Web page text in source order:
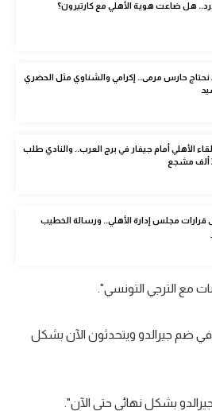
هل ضاعت هوية الأهلي مع كارتيرون؟
نحتاج حارس مرمى.. إكرامي والشناوي مثل الحضري
الأهلي أمام جيفار في برج العرب.. والنادي طلب
قرارات مجلس إدارة الأهلي.. ورسالة الخطيب
مع الترجي التونسي".
في ضم جيرالدو ويتحدثون الآن بشكل
بشكل نهائي حتى الآن".